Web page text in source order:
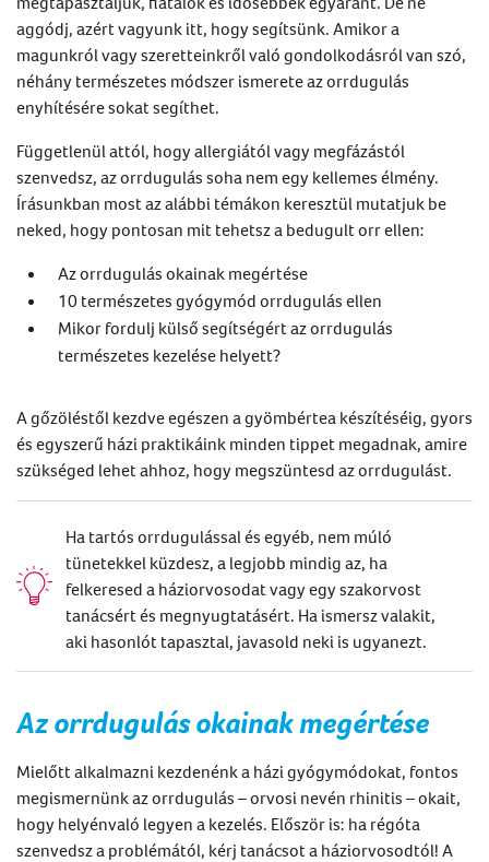
aggódj, azért vagyunk itt, hogy segítsünk. Amikor a
magunkról vagy szeretteinkről való gondolkodásról van szó,
néhány természetes módszer ismerete az orrdugulás
enyhítésére sokat segíthet.
Függetlenül attól, hogy allergiától vagy megfázástól
szenvedsz, az orrdugulás soha nem egy kellemes élmény.
Írásunkban most az alábbi témákon keresztül mutatjuk be
neked, hogy pontosan mit tehetsz a bedugult orr ellen:
Az orrdugulás okainak megértése
10 természetes gyógymód orrdugulás ellen
Mikor fordulj külső segítségért az orrdugulás
természetes kezelése helyett?
A gőzöléstől kezdve egészen a gyömbértea készítéséig, gyors
és egyszerű házi praktikáink minden tippet megadnak, amire
szükséged lehet ahhoz, hogy megszüntesd az orrdugulást.
Ha tartós orrdugulással és egyéb, nem múló
tünetekkel küzdesz, a legjobb mindig az, ha
felkeresed a háziorvosodat vagy egy szakorvost
tanácsért és megnyugtatásért. Ha ismersz valakit,
aki hasonlót tapasztal, javasold neki is ugyanezt.
Azorrdugulásokainak megértése
Mielőtt alkalmazni kezdenénk a házi gyógymódokat, fontos
megismernünk az orrdugulás – orvosi nevén rhinitis – okait,
hogy helyénvaló legyen a kezelés. Először is: ha régóta
szenvedsz a problémától, kérj tanácsot a háziorvosodtól! A